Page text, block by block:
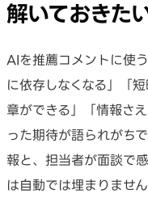
解いておきた
AIを推薦コメントに使
に依存しなくなる」「
章ができる」「情報さ
った期待が語られがち
報と、担当者が面談で
は自動では埋まりませ